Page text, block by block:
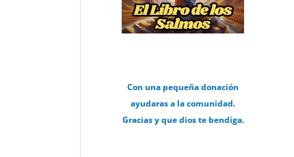
Con una pequeña donación
ayudaras a la comunidad.
Gracias y que dios te bendiga.